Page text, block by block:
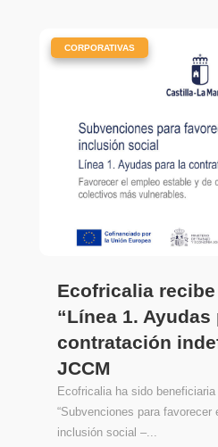
Ecofricalia
“Línea 1. Ayudas
contratación
JCCM
CORPORATIVAS
Ecofricalia ha sido
“Subvenciones para favorecer
inclusión social –...